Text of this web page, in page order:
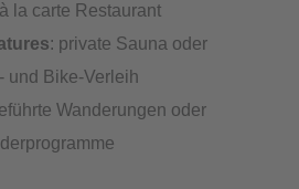
la carte Restaurant
: private Sauna oder
und Bike-Verleih
Wanderungen oder